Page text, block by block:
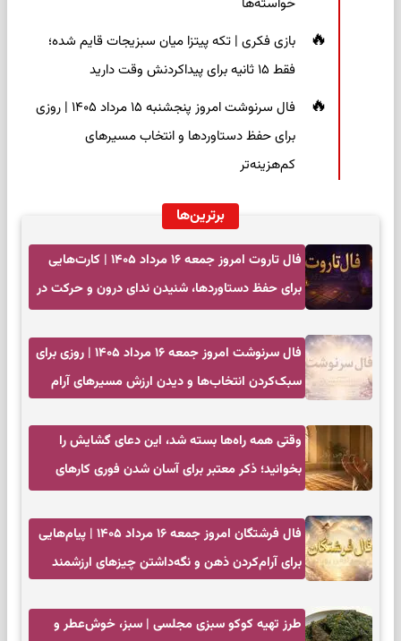
خواسته‌ها
بازی فکری | تکه پیتزا میان سبزیجات قایم شده؛
فقط ۱۵ ثانیه برای پیداکردنش وقت دارید
فال سرنوشت امروز پنجشنبه ۱۵ مرداد ۱۴۰۵ | روزی
برای حفظ دستاوردها و انتخاب مسیرهای
کم‌هزینه‌تر
برترین‌ها
فال تاروت امروز جمعه ۱۶ مرداد ۱۴۰۵ | کارت‌هایی
برای حفظ دستاوردها، شنیدن ندای درون و حرکت در
فال سرنوشت امروز جمعه ۱۶ مرداد ۱۴۰۵ | روزی برای
سبک‌کردن انتخاب‌ها و دیدن ارزش مسیرهای آرام
وقتی همه راه‌ها بسته شد، این دعای گشایش را
بخوانید؛ ذکر معتبر برای آسان شدن فوری کارهای
فال فرشتگان امروز جمعه ۱۶ مرداد ۱۴۰۵ | پیام‌هایی
برای آرام‌کردن ذهن و نگه‌داشتن چیزهای ارزشمند
طرز تهیه کوکو سبزی مجلسی | سبز، خوش‌عطر و